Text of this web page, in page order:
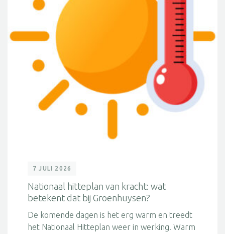
7 JULI 2026
Nationaal hitteplan van kracht: wat
betekent dat bij Groenhuysen?
De komende dagen is het erg warm en treedt
het Nationaal Hitteplan weer in werking. Warm